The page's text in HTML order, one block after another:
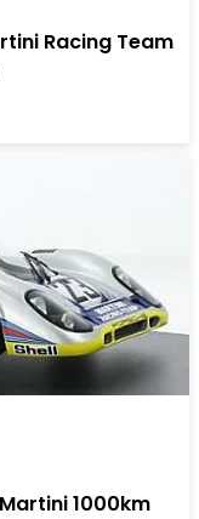
Racing Team
1000km